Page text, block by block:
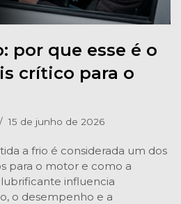
por que esse é o
crítico para o
15 de junho de 2026
a frio é considerada um dos
para o motor e como a
influencia
o desempenho e a